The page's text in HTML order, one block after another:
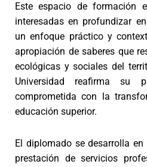
Este espacio de formación
interesadas en profundizar
un enfoque práctico y
apropiación de saberes que
ecológicas y sociales del
Universidad reafirma su
comprometida con la
educación superior.
El diplomado se desarrolla
prestación de servicios